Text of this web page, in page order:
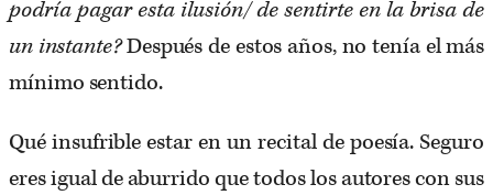
podría pagar esta ilusión/ de sentirte en la brisa de
un instante?Después de estos años, no tenía el más
mínimo sentido.
Qué insufrible estar en un recital de poesía. Seguro
eres igual de aburrido que todos los autores con sus